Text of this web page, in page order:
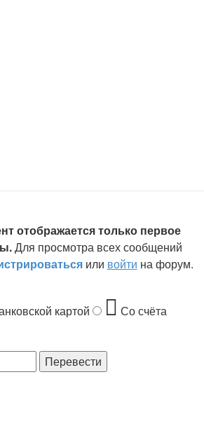
отображается только первое
Для просмотра всех сообщений
или войти на форум.
картой
Со счёта